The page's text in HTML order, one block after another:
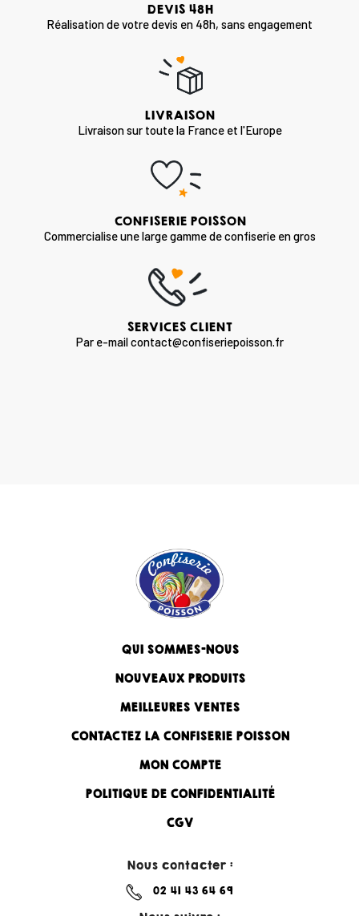
DEVIS 48H
Réalisation de votre devis en 48h, sans engagement
LIVRAISON
Livraison sur toute la France et l'Europe
CONFISERIE POISSON
Commercialise une large gamme de confiserie en gros
SERVICES CLIENT
Par e-mail contact@confiseriepoisson.fr
QUI SOMMES-NOUS
NOUVEAUX PRODUITS
MEILLEURES VENTES
CONTACTEZ LA CONFISERIE POISSON
MON COMPTE
POLITIQUE DE CONFIDENTIALITÉ
CGV
Nous contacter :
02 41 43 64 69